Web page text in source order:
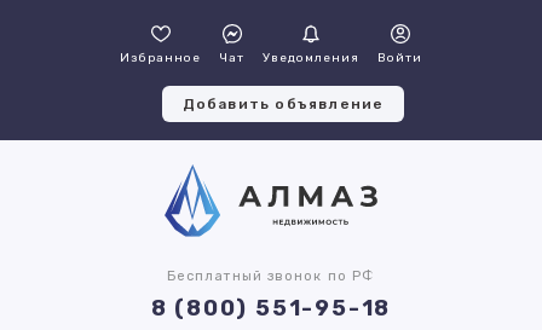
Избранное Чат Уведомления Войти
Добавить объявление
Бесплатный звонок по РФ
8 (800) 551-95-18